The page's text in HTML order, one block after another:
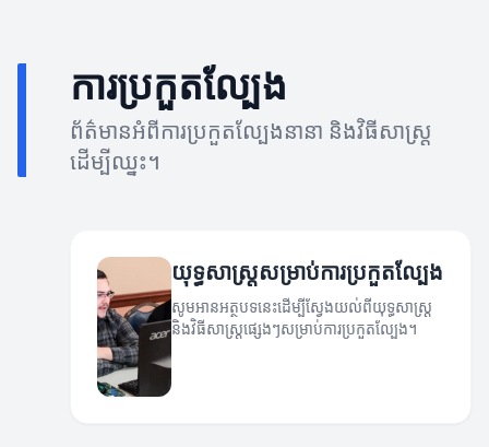
ការប្រកួតល្បែង
ព័ត៌មានអំពីការប្រកួតល្បែងនានា និងវិធីសាស្ត្រ
ដើម្បីឈ្នះ។
យុទ្ធសាស្ត្រសម្រាប់ការប្រកួតល្បែង
សូមអានអត្ថបទនេះដើម្បីស្វែងយល់ពីយុទ្ធសាស្ត្រ
និងវិធីសាស្ត្រផ្សេងៗសម្រាប់ការប្រកួតល្បែង។